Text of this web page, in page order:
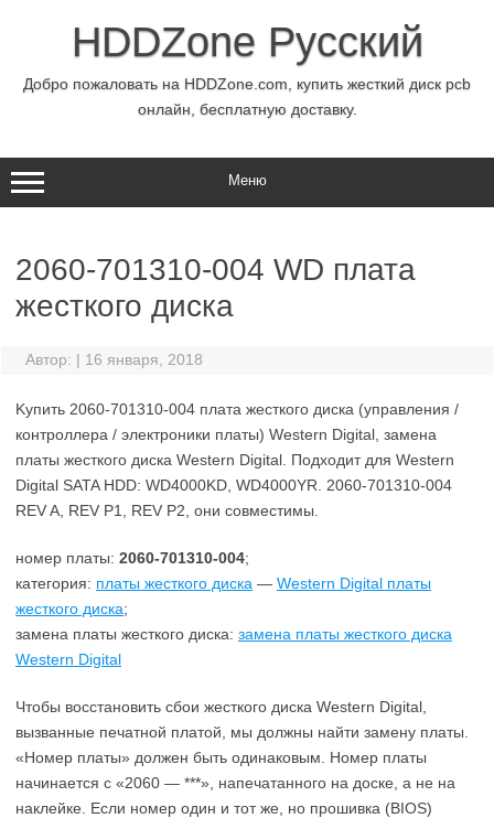
содержимомуHDDZone Русский
Добро пожаловать на HDDZone.com, купить жесткий диск pcb
онлайн, бесплатную доставку.
Меню
2060-701310-004 WD плата
жесткого диска
Автор: | 16 января, 2018
Kупить 2060-701310-004 плата жесткого диска (управления /
контроллера / электроники платы) Western Digital, замена
платы жесткого диска Western Digital. Подходит для Western
Digital SATA HDD: WD4000KD, WD4000YR. 2060-701310-004
REV A, REV P1, REV P2, они совместимы.
номер платы: 2060-701310-004;
категория: платы жесткого диска — Western Digital платы
жесткого диска;
замена платы жесткого диска: замена платы жесткого диска
Western Digital
Чтобы восстановить сбои жесткого диска Western Digital,
вызванные печатной платой, мы должны найти замену платы.
«Номер платы» должен быть одинаковым. Номер платы
начинается с «2060 — ***», напечатанного на доске, а не на
наклейке. Если номер один и тот же, но прошивка (BIOS)